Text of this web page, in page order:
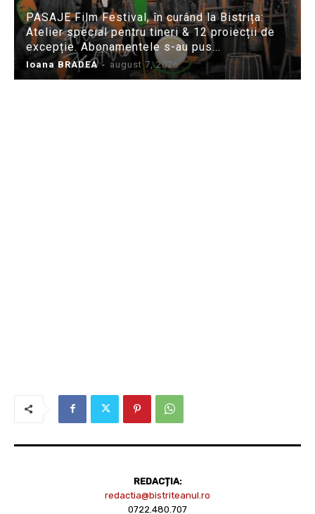
PASAJE Film Festival, în curând la Bistrița:
Atelier special pentru tineri & 12 proiecții de
excepție. Abonamentele s-au pus...
Ioana BRADEA - august 7, 2026
REDACȚIA:
redactia@bistriteanul.ro
0722.480.707